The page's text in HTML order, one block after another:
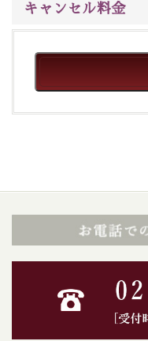
キャンセル料金